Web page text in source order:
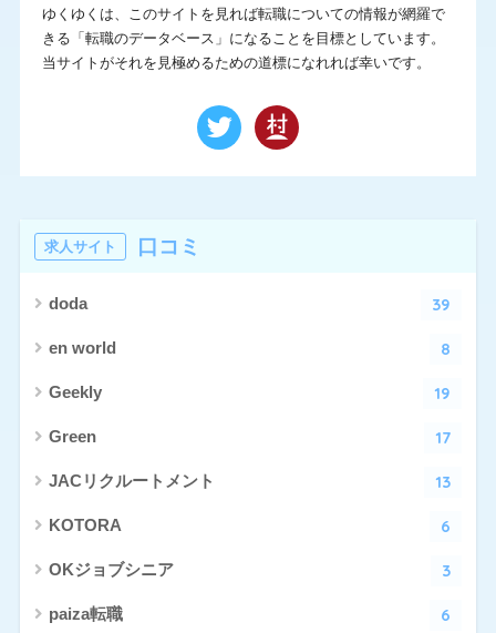
ゆくゆくは、このサイトを見れば転職についての情報が網羅で
きる「転職のデータベース」になることを目標としています。
当サイトがそれを見極めるための道標になれれば幸いです。
求人サイト 口コミ
doda 39
en world 8
Geekly 19
Green 17
JACリクルートメント 13
KOTORA 6
OKジョブシニア 3
paiza転職 6